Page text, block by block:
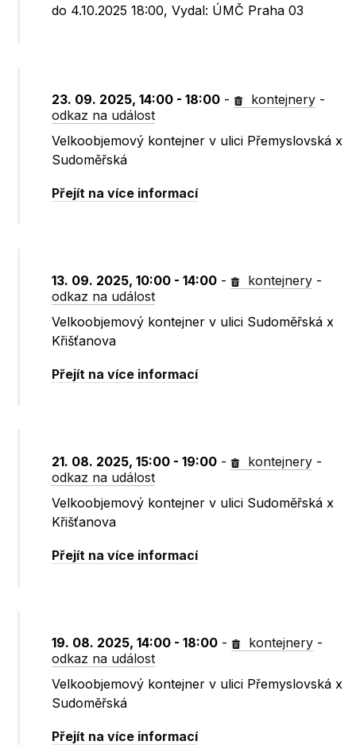
do 4.10.2025 18:00, Vydal: ÚMČ Praha 03
23. 09. 2025, 14:00 - 18:00 - kontejnery -
odkaz na událost
Velkoobjemový kontejner v ulici Přemyslovská x
Sudoměřská
Přejít na více informací
13. 09. 2025, 10:00 - 14:00 - kontejnery -
odkaz na událost
Velkoobjemový kontejner v ulici Sudoměřská x
Křišťanova
Přejít na více informací
21. 08. 2025, 15:00 - 19:00 - kontejnery -
odkaz na událost
Velkoobjemový kontejner v ulici Sudoměřská x
Křišťanova
Přejít na více informací
19. 08. 2025, 14:00 - 18:00 - kontejnery -
odkaz na událost
Velkoobjemový kontejner v ulici Přemyslovská x
Sudoměřská
Přejít na více informací